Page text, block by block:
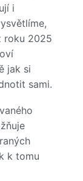
i
roku 2025
jak si
sami.
k tomu